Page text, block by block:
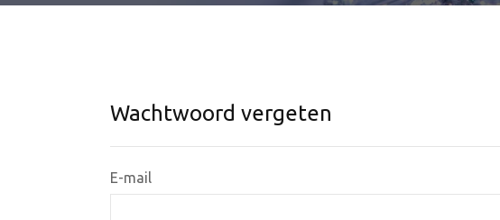
Wachtwoord vergeten
E-mail